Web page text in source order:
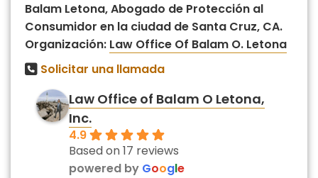
Balam Letona, Abogado de Protección al
Consumidor en la ciudad de Santa Cruz, CA.
Organización: Law Office Of Balam O. Letona
Solicitar una llamada
Law Office of Balam O Letona,
Inc.
4.9
Based on 17 reviews
powered by Google